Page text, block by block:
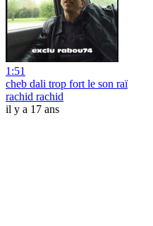
1:51
cheb dali trop fort le son raï
rachid rachid
il y a 17 ans